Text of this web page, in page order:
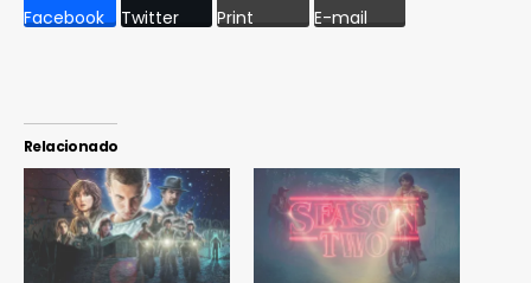
Facebook Twitter Print E-mail
Relacionado